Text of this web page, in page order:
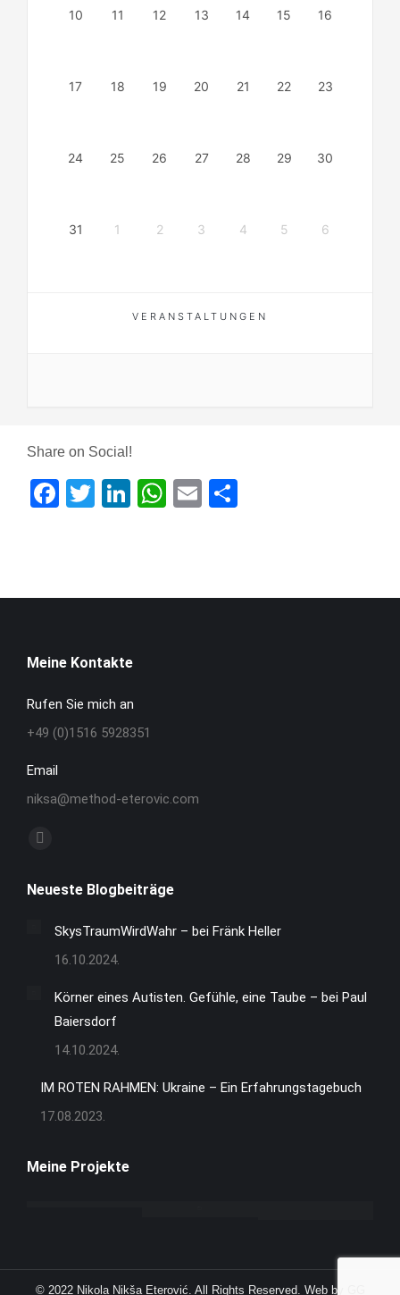
10 11 12 13 14 15 16
17 18 19 20 21 22 23
24 25 26 27 28 29 30
31 1 2 3 4 5 6
VERANSTALTUNGEN
Share on Social!
Facebook
TwitterLinkedIn
WhatsApp
Email
Meine Kontakte
Rufen Sie mich an
+49 (0)1516 5928351
Email
niksa@method-eterovic.com
Finden Sie uns auf:
opens
window
Neueste Blogbeiträge
SkysTraumWirdWahr – bei Fränk Heller
16.10.2024.
Körner eines Autisten. Gefühle, eine Taube – bei Paul
Baiersdorf
14.10.2024.
IM ROTEN RAHMEN: Ukraine – Ein Erfahrungstagebuch
17.08.2023.
Meine Projekte
© 2022 Nikola Nikša Eterović. All Rights Reserved. Web by GG